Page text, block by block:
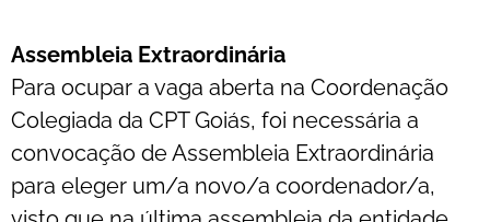
Assembleia Extraordinária
Para ocupar a vaga aberta na Coordenação
Colegiada da CPT Goiás, foi necessária a
convocação de Assembleia Extraordinária
para eleger um/a novo/a coordenador/a,